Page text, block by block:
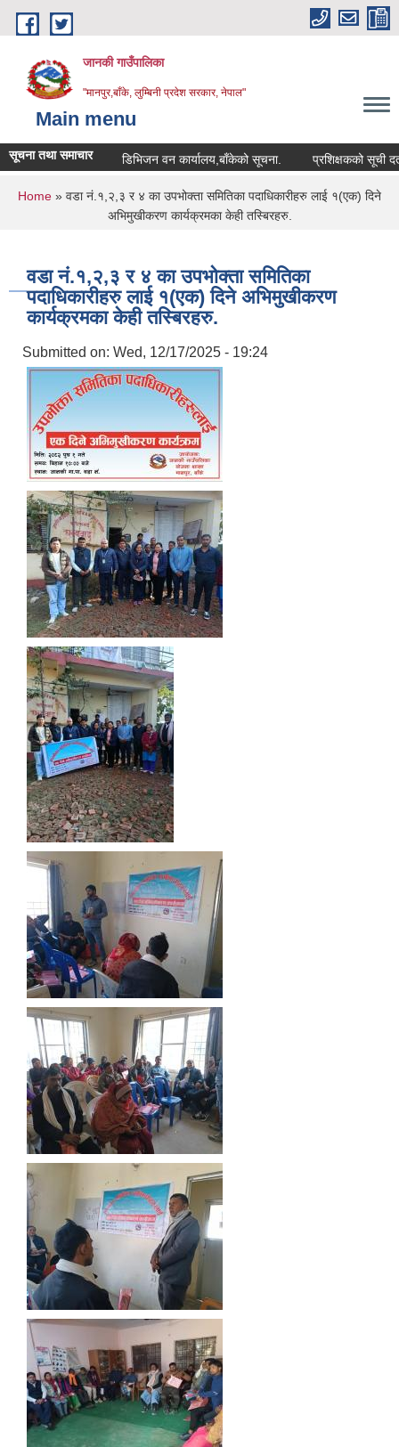
Skip to main content
जानकी गाउँपालिका
"मानपुर,बाँके, लुम्बिनी प्रदेश सरकार, नेपाल"
Main menu
सूचना तथा समाचारडिभिजन वन कार्यालय,बाँकेको सूचना. प्रशिक्षकको सूची दर्ता
You are here
Home » वडा नं.१,२,३ र ४ का उपभोक्ता समितिका पदाधिकारीहरु लाई १(एक) दिने
अभिमुखीकरण कार्यक्रमका केही तस्बिरहरु.
वडा नं.१,२,३ र ४ का उपभोक्ता समितिका
पदाधिकारीहरु लाई १(एक) दिने अभिमुखीकरण
कार्यक्रमका केही तस्बिरहरु.
Submitted on: Wed, 12/17/2025 - 19:24